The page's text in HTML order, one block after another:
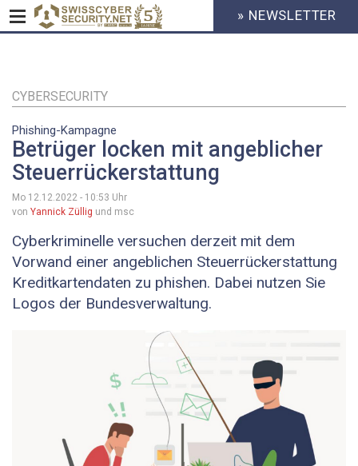
Inhalt
HEADER
MENU
» NEWSLETTER
CYBERSECURITY
Phishing-Kampagne
Betrüger locken mit angeblicher
Steuerrückerstattung
Mo 12.12.2022 - 10:53 Uhr
von Yannick Züllig und msc
Cyberkriminelle versuchen derzeit mit dem
Vorwand einer angeblichen Steuerrückerstattung
Kreditkartendaten zu phishen. Dabei nutzen Sie
Logos der Bundesverwaltung.